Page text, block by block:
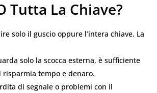
Tutta La Chiave?
solo il guscio oppure l’intera chiave. La
solo la scocca esterna, è sufficiente
risparmia tempo e denaro.
di segnale o problemi con il